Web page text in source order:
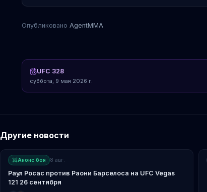
Опубликовано AgentMMA
UFC 328
суббота, 9 мая 2026 г.
Другие новости
Анонс боя 8 авг.
Раул Росас против Раони Барселоса на UFC Vegas
121 26 сентября